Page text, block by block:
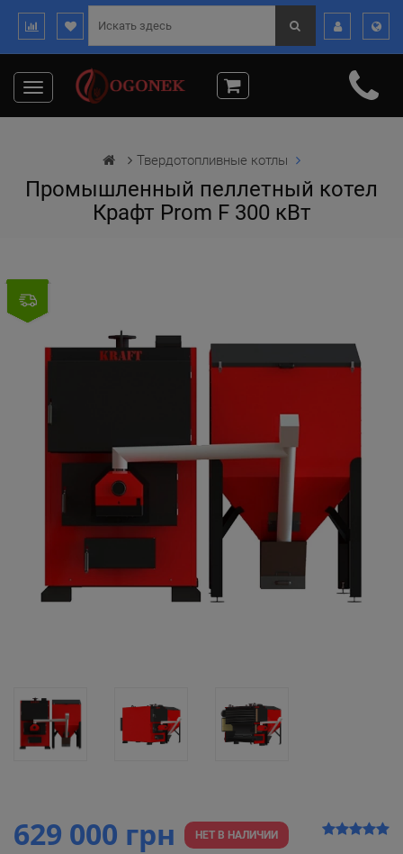
Toggle
navigation
Твердотопливные котлы
Промышленный пеллетный котел
Крафт Prom F 300 кВт
629 000 грн НЕТ В НАЛИЧИИ